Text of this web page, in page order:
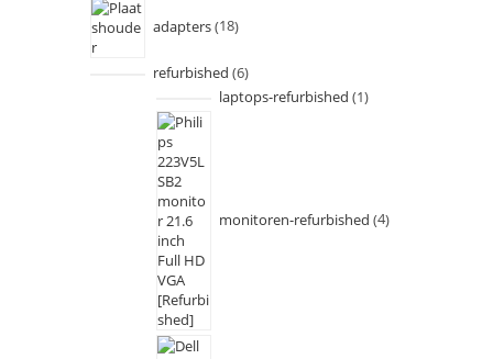
adapters 18
refurbished 6
laptops-refurbished 1
monitoren-refurbished 4